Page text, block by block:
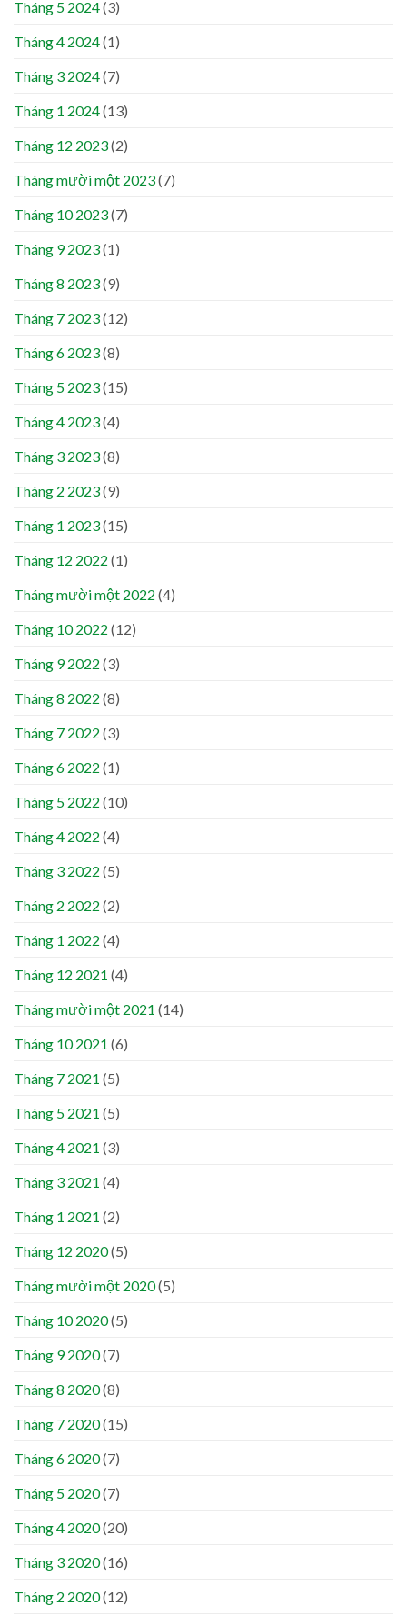
Tháng 5 2024(3)
Tháng 4 2024(1)
Tháng 3 2024(7)
Tháng 1 2024(13)
Tháng 12 2023(2)
Tháng mười một 2023(7)
Tháng 10 2023(7)
Tháng 9 2023(1)
Tháng 8 2023(9)
Tháng 7 2023(12)
Tháng 6 2023(8)
Tháng 5 2023(15)
Tháng 4 2023(4)
Tháng 3 2023(8)
Tháng 2 2023(9)
Tháng 1 2023(15)
Tháng 12 2022 (1)
Tháng mười một 2022 (4)
Tháng 10 2022 (12)
Tháng 9 2022 (3)
Tháng 8 2022 (8)
Tháng 7 2022 (3)
Tháng 6 2022 (1)
Tháng 5 2022 (10)
Tháng 4 2022 (4)
Tháng 3 2022 (5)
Tháng 2 2022 (2)
Tháng 1 2022 (4)
Tháng 12 2021 (4)
Tháng mười một 2021 (14)
Tháng 10 2021 (6)
Tháng 7 2021 (5)
Tháng 5 2021 (5)
Tháng 4 2021 (3)
Tháng 3 2021 (4)
Tháng 1 2021 (2)
Tháng 12 2020(5)
Tháng mười một 2020(5)
Tháng 10 2020(5)
Tháng 9 2020(7)
Tháng 8 2020(8)
Tháng 7 2020(15)
Tháng 6 2020(7)
Tháng 5 2020(7)
Tháng 4 2020(20)
Tháng 3 2020(16)
Tháng 2 2020(12)